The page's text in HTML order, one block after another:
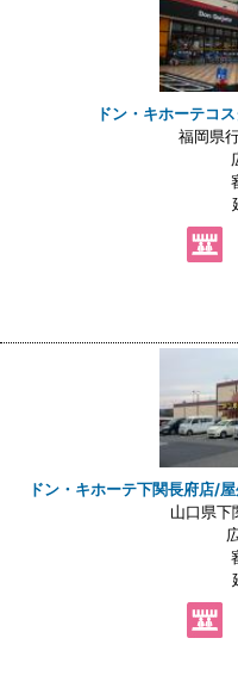
ドン・キホーテコ
福岡県
ドン・キホーテ下関長府店/
山口県下